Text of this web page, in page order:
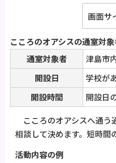
画面サ
こころのオアシスの通室対
通室対象者
津島市
開設日
学校が
開設時間
開設日
こころのオアシスへ通う
相談して決めます。短時間
活動内容の例